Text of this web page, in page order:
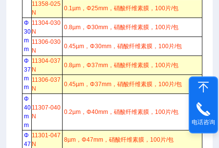
11358-025
N
0.1µm，Φ25mm，硝酸纤维素膜，100片/包
Φ
30
m
m
11304-030
N
0.8µm，Φ30mm，硝酸纤维素膜，100片/包
11306-030
N
0.45µm，Φ30mm，硝酸纤维素膜，100片/包
Φ
37
m
m
11304-037
N
0.8µm，Φ37mm，硝酸纤维素膜，100片/包
11306-037
N
0.45µm，Φ37mm，硝酸纤维素膜，100片/包
Φ
40
m
m
11307-040
N
0.2µm，Φ40mm，硝酸纤维素膜，100片/包
Φ
47
11301-047
N
8µm，Φ47mm，硝酸纤维素膜，100片/包
电话咨询